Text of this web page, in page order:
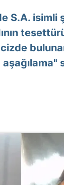
S.A. isimli